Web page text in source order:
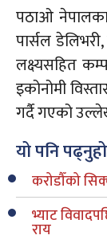
पठाओ
पार्सल
लक्ष्यसहित
इकोनोमी
गर्दै गएको
यो पनि
करोडौँको
भ्याट
राय